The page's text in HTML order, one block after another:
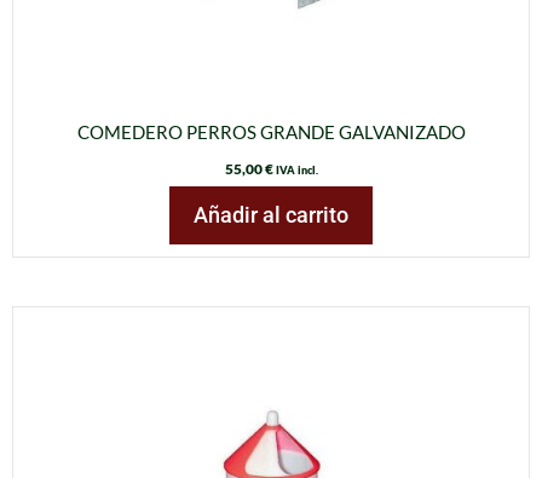
COMEDERO PERROS GRANDE GALVANIZADO
55,00€ IVA incl.
Añadir al carrito